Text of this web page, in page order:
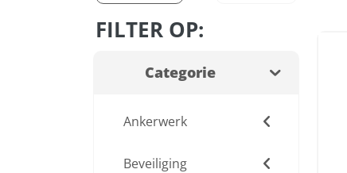
FILTER OP:
Categorie
Ankerwerk
Beveiliging